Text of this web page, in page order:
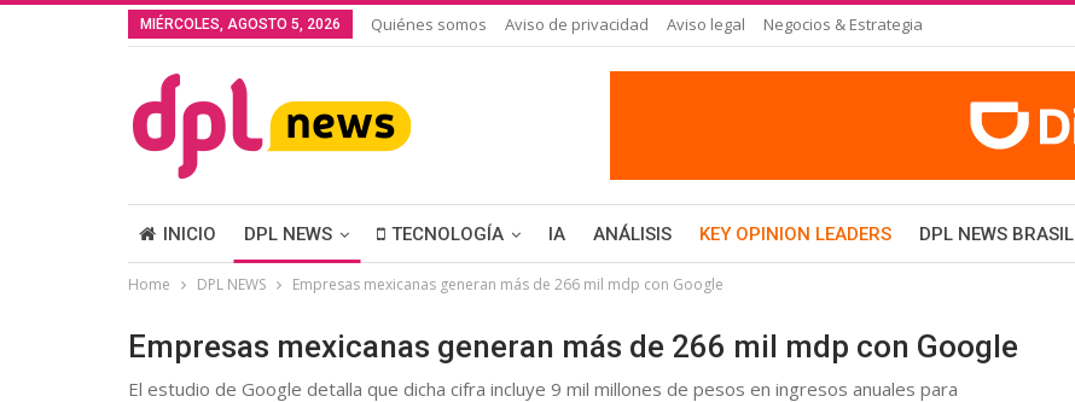
MIÉRCOLES, AGOSTO 5, 2026 Quiénes somos Aviso de privacidad Aviso legal Negocios & Estrategia
INICIO DPL NEWS TECNOLOGÍA IA ANÁLISIS KEY OPINION LEADERS DPL NEWS BRASIL
Home DPL NEWS Empresas mexicanas generan más de 266 mil mdp con Google
Empresas mexicanas generan más de 266 mil mdp con Google
El estudio de Google detalla que dicha cifra incluye 9 mil millones de pesos en ingresos anuales para